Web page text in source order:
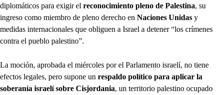
diplomáticos para exigir el reconocimiento pleno de Palestina, su
ingreso como miembro de pleno derecho en Naciones Unidas y
medidas internacionales que obliguen a Israel a detener “los crímenes
contra el pueblo palestino”.
La moción, aprobada el miércoles por el Parlamento israelí, no tiene
efectos legales, pero supone un respaldo político para aplicar la
soberanía israelí sobre Cisjordania, un territorio palestino ocupado